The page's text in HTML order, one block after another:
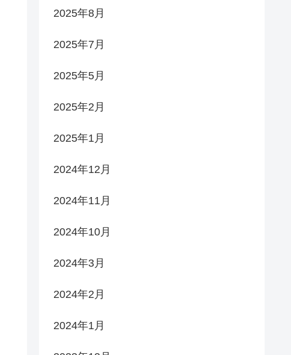
2025年8月
2025年7月
2025年5月
2025年2月
2025年1月
2024年12月
2024年11月
2024年10月
2024年3月
2024年2月
2024年1月